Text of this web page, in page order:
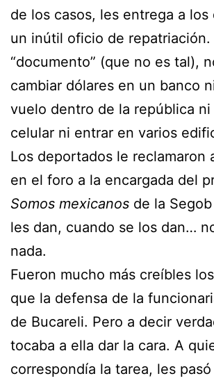
de los casos, les entrega a
un inútil oficio de
“documento” (que no es tal),
cambiar dólares en un banco
vuelo dentro de la república
celular ni entrar en varios
Los deportados le reclamaron
en el foro a la encargada del
Somos mexicanos de la
les dan, cuando se los dan…
nada.
Fueron mucho más creíbles
que la defensa de la
de Bucareli. Pero a decir
tocaba a ella dar la cara. A
correspondía la tarea, les